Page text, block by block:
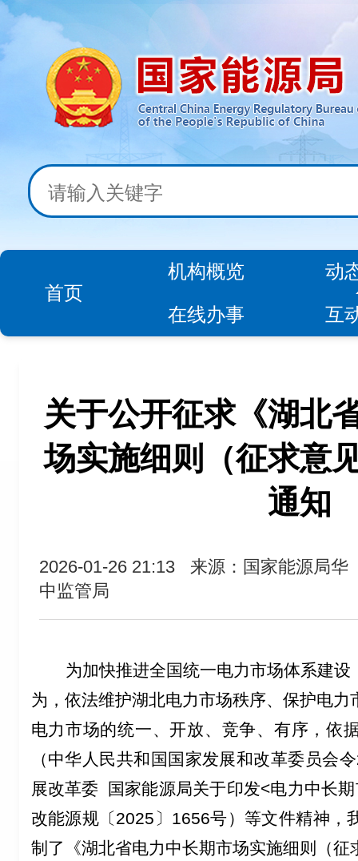
首页
机构概览
动
在线办事
互
关于公开征求《湖北
场实施细则（征求意
通知
2026-01-26 21:13
来源：国家能源局华
中监管局
为加快推进全国统一电力市场体系建
为，依法维护湖北电力市场秩序、保护电
电力市场的统一、开放、竞争、有序， 依
（中华人民共和国国家发展和改革委员会令
展改革委 国家能源局关于印发<电力中长
改能源规〔2025〕1656号）等文件精神，
制了《湖北省电力中长期市场实施细则（